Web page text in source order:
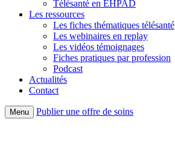
Télésanté en EHPAD
Les ressources
Les fiches thématiques télésanté
Les webinaires en replay
Les vidéos témoignages
Fiches pratiques par profession
Podcast
Actualités
Contact
Menu Publier une offre de soins